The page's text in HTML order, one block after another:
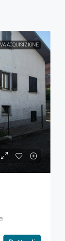
ACQUISIZIONE